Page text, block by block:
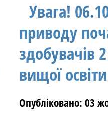
Увага!
приводу
здобувачів
вищої освіти
Опубліковано: 03